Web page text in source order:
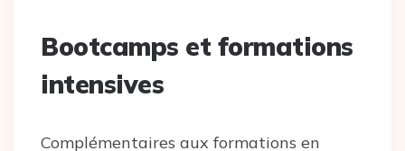
Bootcamps et formations
intensives
Complémentaires aux formations en